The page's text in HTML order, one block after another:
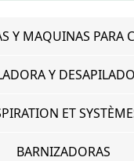
Y MAQUINAS PARA
Y
ET
BARNIZADORAS